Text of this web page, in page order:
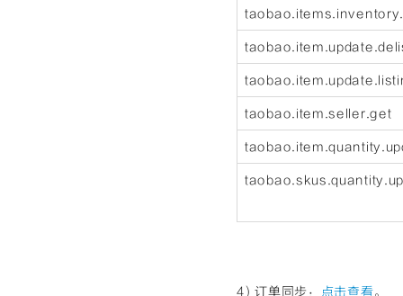
taobao.item.seller.get
4) 订单同步： 点击查看。